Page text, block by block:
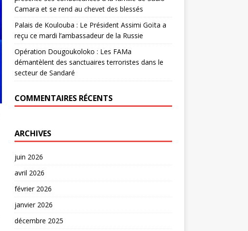
Camara et se rend au chevet des blessés
Palais de Koulouba : Le Président Assimi Goïta a
reçu ce mardi l’ambassadeur de la Russie
Opération Dougoukoloko : Les FAMa
démantèlent des sanctuaires terroristes dans le
secteur de Sandaré
COMMENTAIRES RÉCENTS
ARCHIVES
juin 2026
avril 2026
février 2026
janvier 2026
décembre 2025